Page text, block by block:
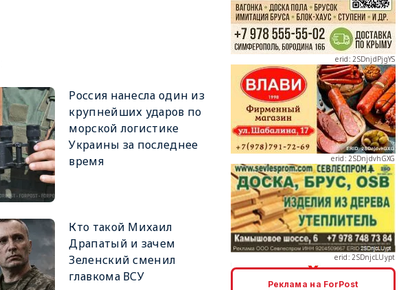
Россия нанесла один из
крупнейших ударов по
морской логистике
Украины за последнее
время
Кто такой Михаил
Драпатый и зачем
Зеленский сменил
главкома ВСУ
erid: 2SDnjdPjgYS
erid: 2SDnjdvhGXG
erid: 2SDnjcLUypt
Реклама на ForPost